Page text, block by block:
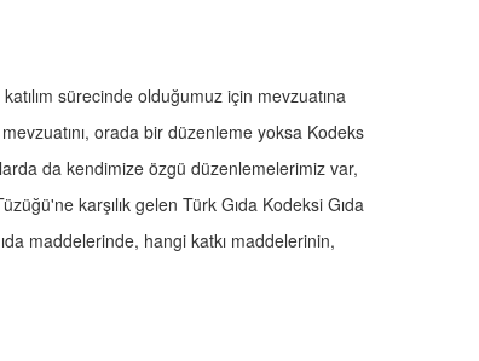
sürecinde olduğumuz için mevzuatına
orada bir düzenleme yoksa Kodeks
da kendimize özgü düzenlemelerimiz var,
karşılık gelen Türk Gıda Kodeksi Gıda
maddelerinde, hangi katkı maddelerinin,